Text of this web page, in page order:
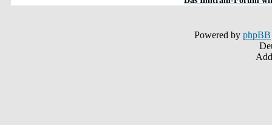
Powered by phpBB